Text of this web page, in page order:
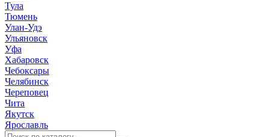
Тула
Тюмень
Улан-Удэ
Ульяновск
Уфа
Хабаровск
Чебоксары
Челябинск
Череповец
Чита
Якутск
Ярославль